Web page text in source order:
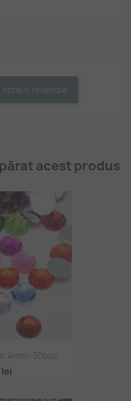
scrie o recenzie
acest produs
4mm -50buc
lei